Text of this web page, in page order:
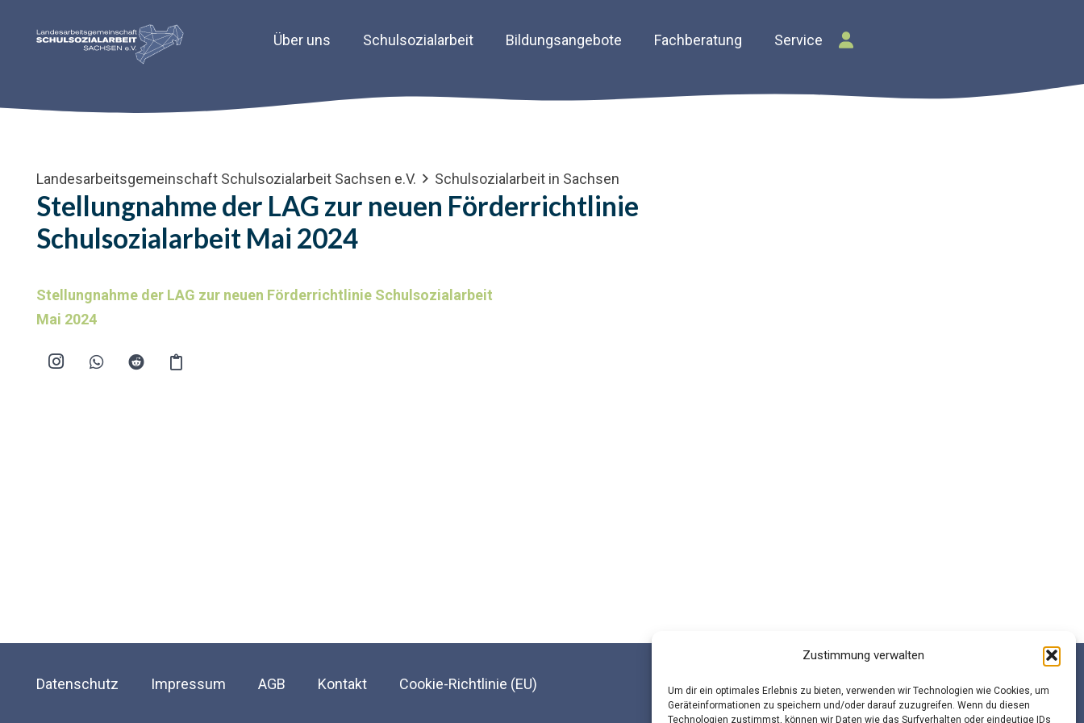
Zustimmung verwalten
Um dir ein optimales Erlebnis zu bieten, verwenden wir Technologien wie Cookies, um
Geräteinformationen zu speichern und/oder darauf zuzugreifen. Wenn du diesen
Technologien zustimmst, können wir Daten wie das Surfverhalten oder eindeutige IDs
Über uns Schulsozialarbeit Bildungsangebote Fachberatung Service
Landesarbeitsgemeinschaft Schulsozialarbeit Sachsen e.V. Schulsozialarbeit in Sachsen
Stellungnahme der LAG zur neuen Förderrichtlinie
Schulsozialarbeit Mai 2024
Stellungnahme der LAG zur neuen Förderrichtlinie Schulsozialarbeit
Mai 2024
Datenschutz Impressum AGB Kontakt Cookie-Richtlinie (EU)